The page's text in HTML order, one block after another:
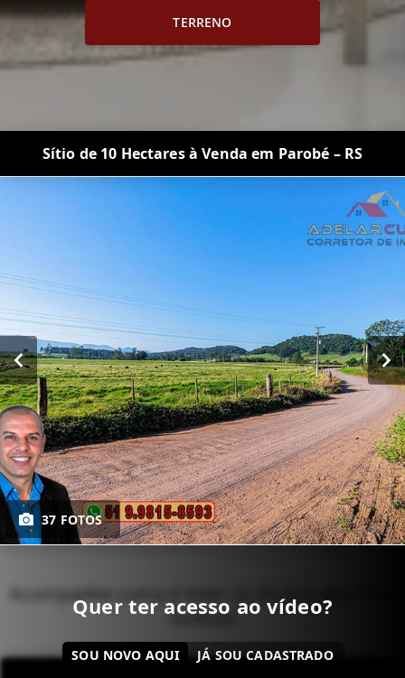
TERRENO
Sítio de 10 Hectares à Venda em Parobé – RS
37 FOTOS
Quer ter acesso ao vídeo?
SOU NOVO AQUI JÁ SOU CADASTRADO
Acompanhe como é Viver no Imóvel dos Seus
Sonhos!